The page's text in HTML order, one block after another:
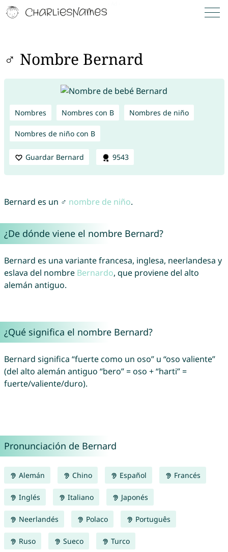
♂ Nombre Bernard
Nombres Nombres con B Nombres de niño
Nombres de niño con B
Guardar Bernard 9543
Bernard es un ♂ nombre de niño.
¿De dónde viene el nombre Bernard?
Bernard es una variante francesa, inglesa, neerlandesa y
eslava del nombre Bernardo, que proviene del alto
alemán antiguo.
¿Qué significa el nombre Bernard?
Bernard significa “fuerte como un oso” u “oso valiente”
(del alto alemán antiguo “bero” = oso + “harti” =
fuerte/valiente/duro).
Pronunciación de Bernard
Alemán Chino Español Francés
Inglés Italiano Japonés
Neerlandés Polaco Português
Ruso Sueco Turco